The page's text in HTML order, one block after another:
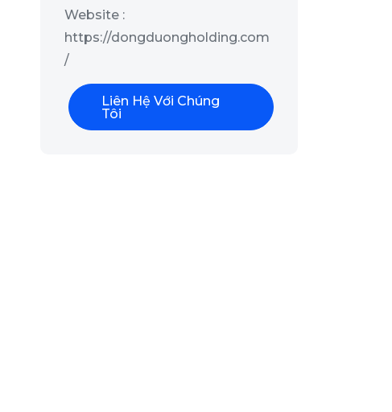
Website :
https://dongduongholding.com
/
Liên Hệ Với Chúng
Tôi